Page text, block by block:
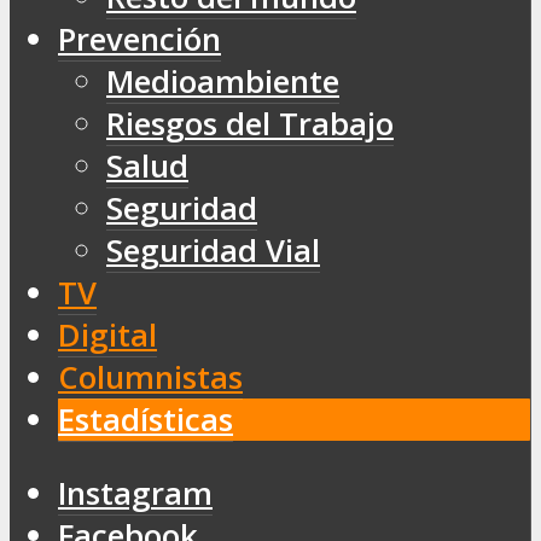
Prevención
Medioambiente
Riesgos del Trabajo
Salud
Seguridad
Seguridad Vial
TV
Digital
Columnistas
Estadísticas
Instagram